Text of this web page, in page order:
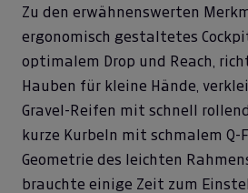
Zu den erwähnenswerten
ergonomisch gestaltetes
optimalem Drop und Reach,
Hauben für kleine Hände,
Gravel-Reifen mit schnell
kurze Kurbeln mit schmalem Q-
Geometrie des leichten
brauchte einige Zeit zum